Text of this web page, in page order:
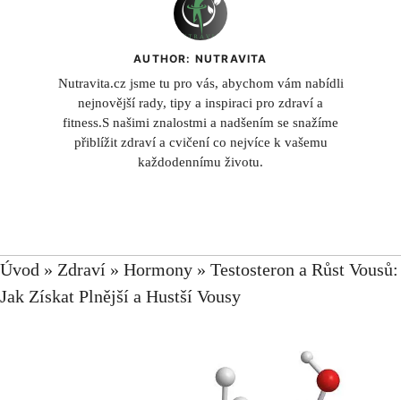
AUTHOR: NUTRAVITA
Nutravita.cz jsme tu pro vás, abychom vám nabídli
nejnovější rady, tipy a inspiraci pro zdraví a
fitness.S našimi znalostmi a nadšením se snažíme
přiblížit zdraví a cvičení co nejvíce k vašemu
každodennímu životu.
Úvod » Zdraví » Hormony » Testosteron a Růst Vousů:
Jak Získat Plnější a Hustší Vousy